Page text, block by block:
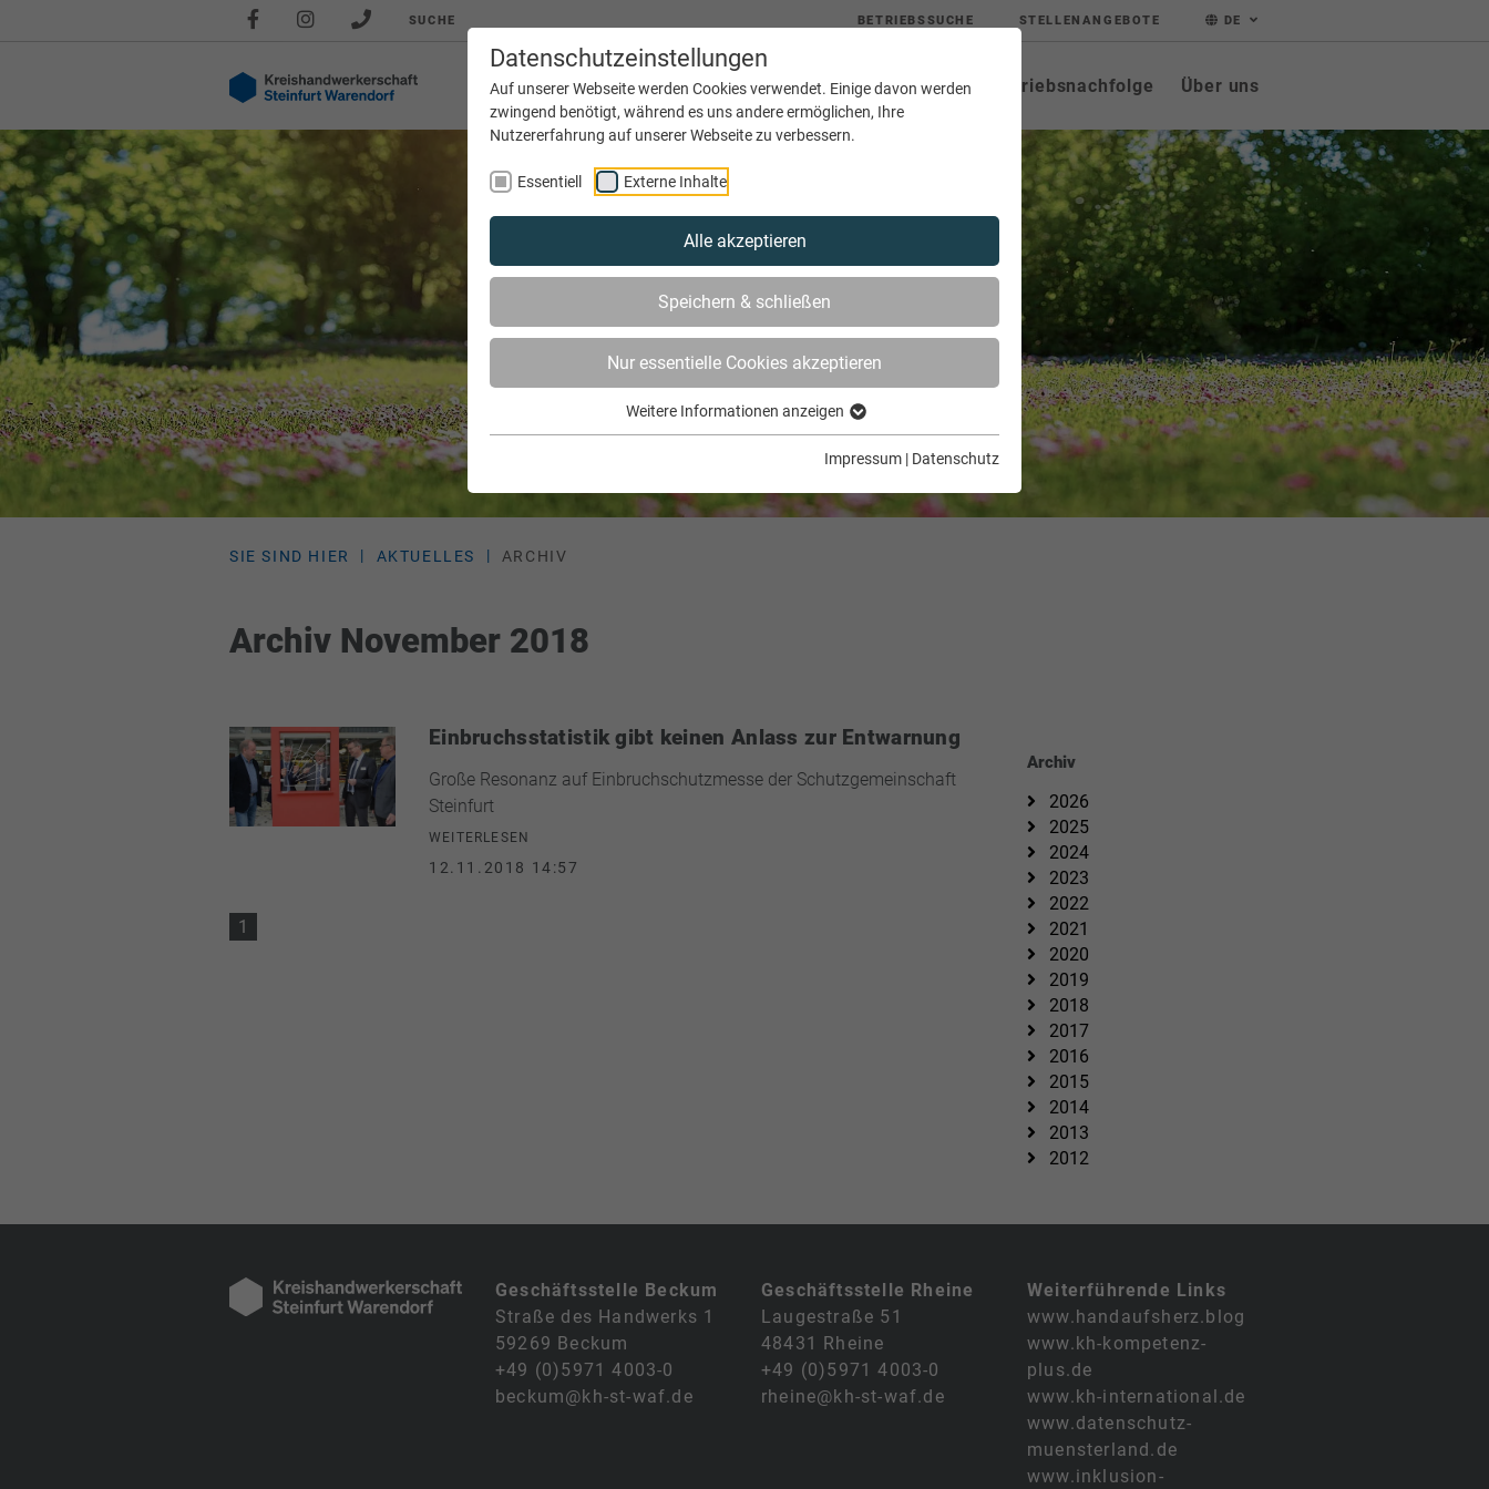
Datenschutzeinstellungen
Auf unserer Webseite werden Cookies verwendet. Einige davon werden
zwingend benötigt, während es uns andere ermöglichen, Ihre
Nutzererfahrung auf unserer Webseite zu verbessern.
Essentiell Externe Inhalte
Alle akzeptieren
Speichern & schließen
Nur essentielle Cookies akzeptieren
Weitere Informationen anzeigen
Impressum | Datenschutz
SUCHE BETRIEBSSUCHE STELLENANGEBOTE DE
Aktuelles Service Bildung Innungen Netzwerke Betriebsnachfolge Über uns
SIE SIND HIER AKTUELLES ARCHIV
Archiv November 2018
Einbruchsstatistik gibt keinen Anlass zur Entwarnung
Große Resonanz auf Einbruchschutzmesse der Schutzgemeinschaft
Steinfurt
WEITERLESEN
12.11.2018 14:57
1
Archiv
2026
2025
2024
2023
2022
2021
2020
2019
2018
2017
2016
2015
2014
2013
2012
Geschäftsstelle Beckum
Straße des Handwerks 1
59269 Beckum
+49 (0)5971 4003-0
beckum@kh-st-waf.de
Geschäftsstelle Rheine
Laugestraße 51
48431 Rheine
+49 (0)5971 4003-0
rheine@kh-st-waf.de
Weiterführende Links
www.handaufsherz.blog
www.kh-kompetenz-
plus.de
www.kh-international.de
www.datenschutz-
muensterland.de
www.inklusion-